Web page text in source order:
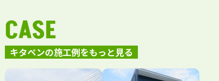
キタペンの施工例をもっと見る
CASE